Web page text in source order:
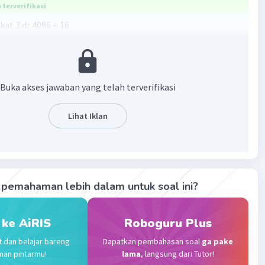
terverifikasi
3 dr 4096 = 16
Iklan
·5.0(1)
Buka akses jawaban yang telah terverifikasi
Lihat Iklan
lebih dalam untuk soal ini?
AiRIS
dan belajar bareng
pintarmu!
Roboguru Plus
Dapatkan pembahasan soal ga pake
lama, langsung dari Tutor!